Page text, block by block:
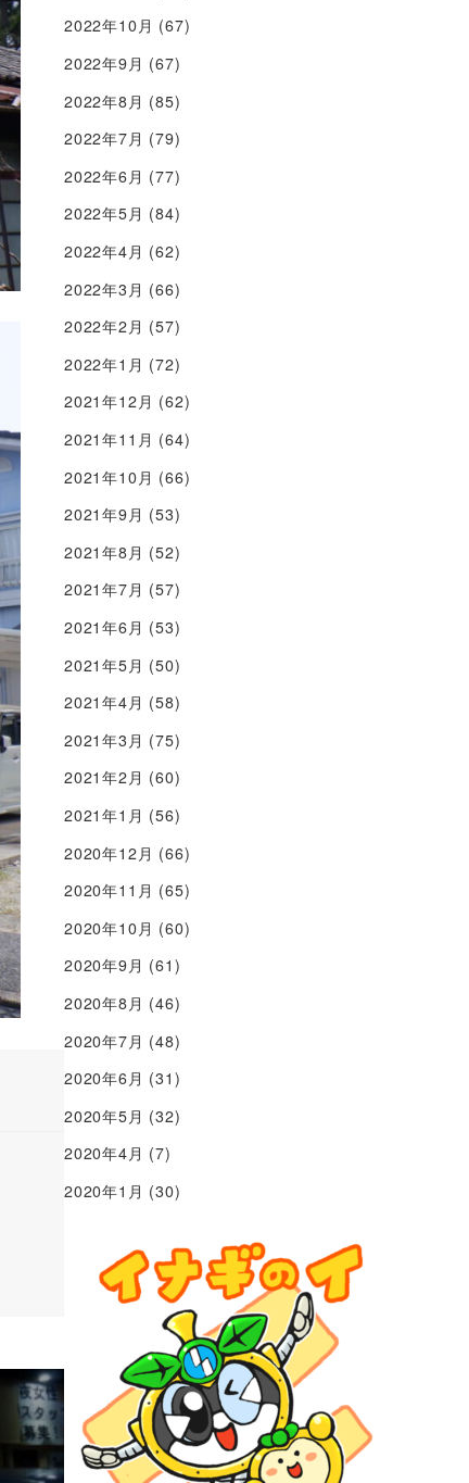
2022年10月 (67)
2022年9月 (67)
2022年8月 (85)
2022年7月 (79)
2022年6月 (77)
2022年5月 (84)
2022年4月 (62)
2022年3月 (66)
2022年2月 (57)
2022年1月 (72)
2021年12月 (62)
2021年11月 (64)
2021年10月 (66)
2021年9月 (53)
2021年8月 (52)
2021年7月 (57)
2021年6月 (53)
2021年5月 (50)
2021年4月 (58)
2021年3月 (75)
2021年2月 (60)
2021年1月 (56)
2020年12月 (66)
2020年11月 (65)
2020年10月 (60)
2020年9月 (61)
2020年8月 (46)
2020年7月 (48)
2020年6月 (31)
2020年5月 (32)
2020年4月 (7)
2020年1月 (30)